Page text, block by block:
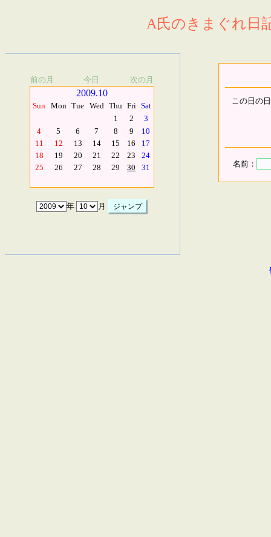
A氏のきまぐれ日
前の月 今日 次の月
2009.10
Sun Mon Tue Wed Thu Fri Sat
1
2
3
4
5 6 7 8 9
10
11
12 13 14 15 16
17
18
19 20 21 22 23
24
25
26 27 28 29 30 31
年 月
この日の
名前：